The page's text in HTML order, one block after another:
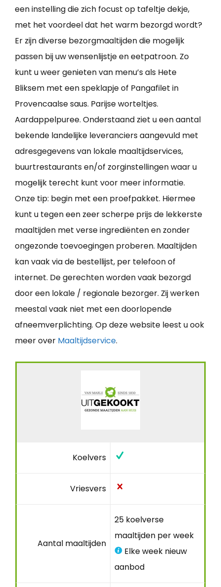
een instelling die zich focust op tafeltje dekje,
met het voordeel dat het warm bezorgd wordt?
Er zijn diverse bezorgmaaltijden die mogelijk
passen bij uw wensenlijstje en eetpatroon. Zo
kunt u weer genieten van menu’s als Hete
Bliksem met een speklapje of Pangafilet in
Provencaalse saus. Parijse worteltjes.
Aardappelpuree. Onderstaand ziet u een aantal
bekende landelijke leveranciers aangevuld met
adresgegevens van lokale maaltijdservices,
buurtrestaurants en/of zorginstellingen waar u
mogelijk terecht kunt voor meer informatie.
Onze tip: begin met een proefpakket. Hiermee
kunt u tegen een zeer scherpe prijs de lekkerste
maaltijden met verse ingrediënten en zonder
ongezonde toevoegingen proberen. Maaltijden
kan vaak via de bestellijst, per telefoon of
internet. De gerechten worden vaak bezorgd
door een lokale / regionale bezorger. Zij werken
meestal vaak niet met een doorlopende
afneemverplichting. Op deze website leest u ook
meer over Maaltijdservice.
Koelvers
Vriesvers
Aantal maaltijden
25 koelverse
maaltijden per week
Elke week nieuw
aanbod